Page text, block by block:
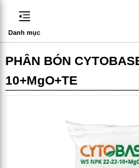
Danh mục
PHÂN BÓN
10+MgO+TE